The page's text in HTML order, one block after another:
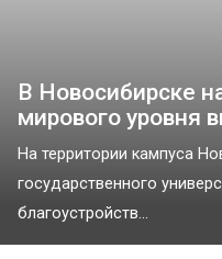
В Новосибирске
мирового уровня
На территории кампуса
государственного
благоустройств...